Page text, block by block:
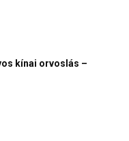
kínai orvoslás –